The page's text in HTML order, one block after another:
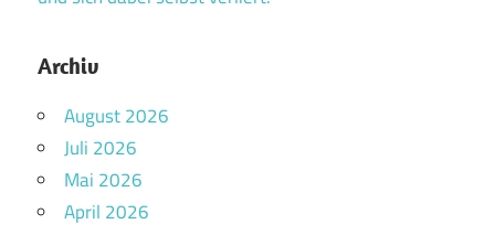
Archiv
August 2026
Juli 2026
Mai 2026
April 2026